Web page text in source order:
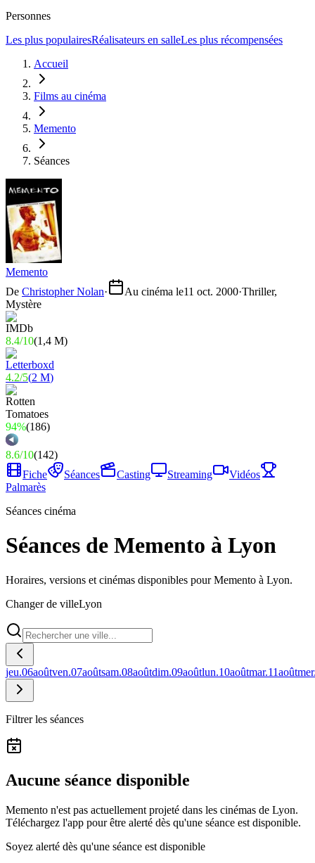
Personnes
Les plus populairesRéalisateurs en salleLes plus récompensées
Accueil
Films au cinéma
Memento
Séances
Memento
De Christopher Nolan· Au cinéma le11 oct. 2000·Thriller,
Mystère
8.4/10(1,4 M)
4.2/5(2 M)
94%(186)
8.6/10(142)
Fiche
Séances Casting Streaming
Vidéos
Palmarès
Séances cinéma
Séances de Memento à Lyon
Horaires, versions et cinémas disponibles pour Memento à Lyon.
Changer de villeLyon
jeu.06aoûtven.07aoûtsam.08aoûtdim.09aoûtlun.10aoûtmar.11août
Filtrer les séances
Aucune séance disponible
Memento n'est pas actuellement projeté dans les cinémas de Lyon.
Téléchargez l'app pour être alerté dès qu'une séance est disponible.
Soyez alerté dès qu'une séance est disponible